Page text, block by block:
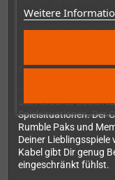
Weitere
Trigger als moderne
deutliche
Praktische
Mit der integrierten
aktivierbares
Spielsituationen. Der
Rumble Paks und
Deiner
Kabel gibt Dir genug
eingeschränkt fühlst.